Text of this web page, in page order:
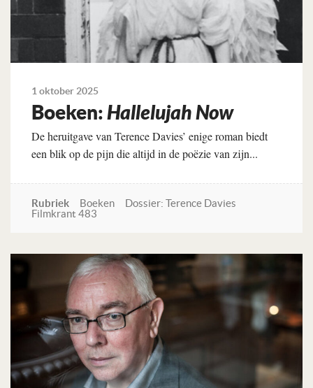
1 oktober 2025
Boeken:Hallelujah Now
De heruitgave van Terence Davies’ enige roman biedt
een blik op de pijn die altijd in de poëzie van zijn...
Rubriek Boeken
Dossier: Terence Davies
Filmkrant 483
Lees verder